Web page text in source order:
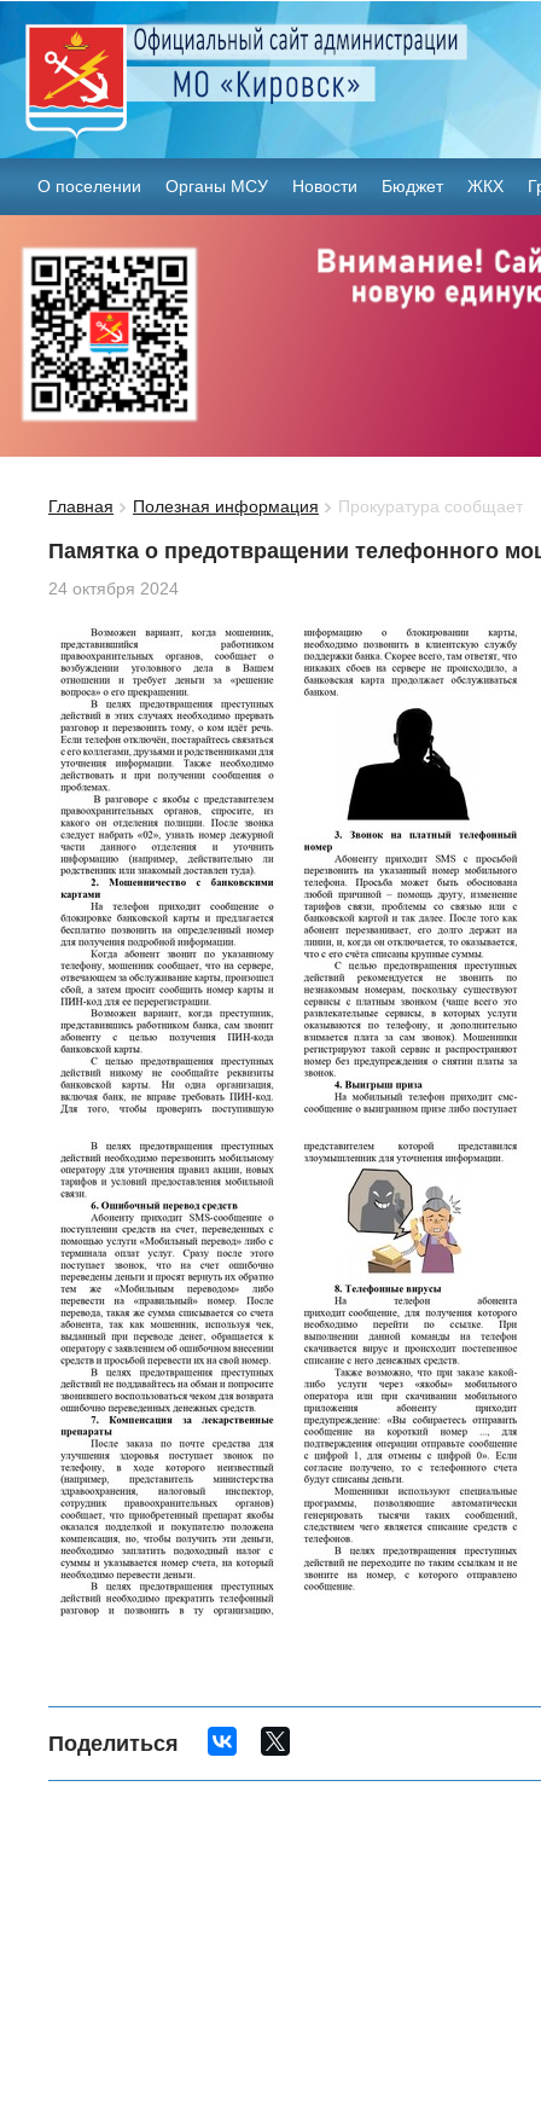
О поселении Органы МСУ Новости Бюджет ЖКХ
Главная Полезная информация Прокуратура сообщает
Памятка о предотвращении телефонного
24 октября 2024
Поделиться